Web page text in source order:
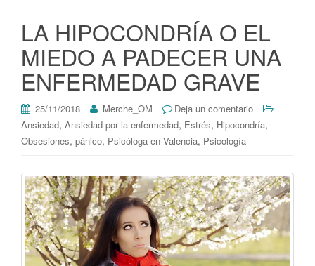
LA HIPOCONDRÍA O EL
MIEDO A PADECER UNA
ENFERMEDAD GRAVE
25/11/2018 Merche_OM
Deja un comentario
Ansiedad, Ansiedad por la enfermedad, Estrés, Hipocondría,
Obsesiones, pánico, Psicóloga en Valencia, Psicología